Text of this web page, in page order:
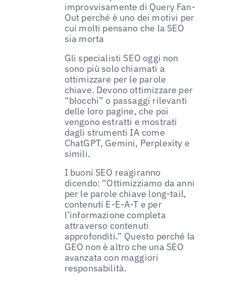
improvvisamente di Query Fan-
Out perché è uno dei motivi per
cui molti pensano che la SEO
sia morta
Gli specialisti SEO oggi non
sono più solo chiamati a
ottimizzare per le parole
chiave. Devono ottimizzare per
“blocchi” o passaggi rilevanti
delle loro pagine, che poi
vengono estratti e mostrati
dagli strumenti IA come
ChatGPT, Gemini, Perplexity e
simili.
I buoni SEO reagiranno
dicendo: “Ottimizziamo da anni
per le parole chiave long-tail,
contenuti E-E-A-T e per
l’informazione completa
attraverso contenuti
approfonditi.” Questo perché la
GEO non è altro che una SEO
avanzata con maggiori
responsabilità.